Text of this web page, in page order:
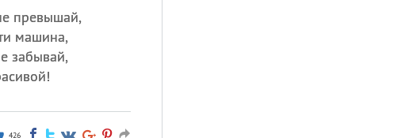
превышай,
машина,
забывай,
426